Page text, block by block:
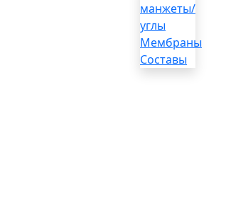
манжеты/
углы
Мембраны
Составы